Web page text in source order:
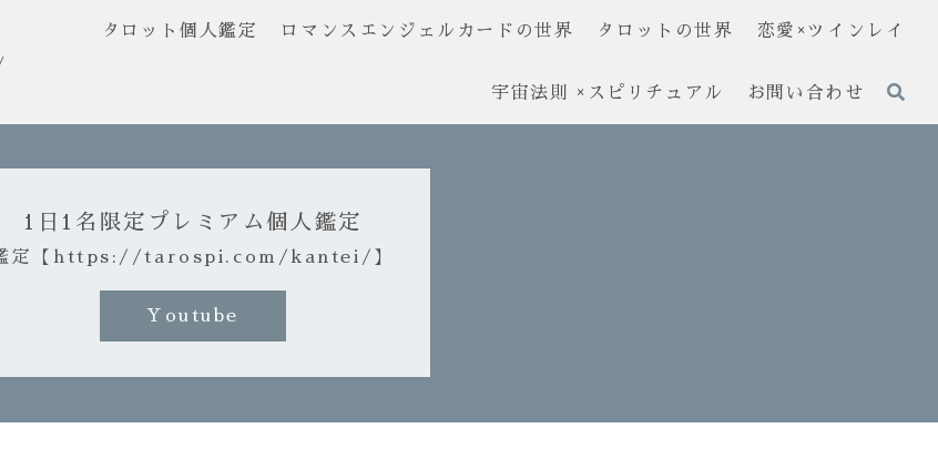
タロット個人鑑定 ロマンスエンジェルカードの世界 タロットの世界 恋愛×ツインレイ
宇宙法則 ×スピリチュアル お問い合わせ
1日1名限定プレミアム個人鑑定
定【https://tarospi.com/kantei/】
Youtube